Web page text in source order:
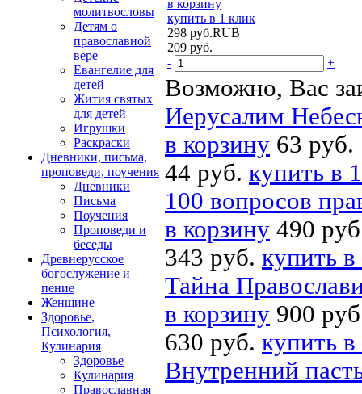
молитвословы
Детям о
православной
вере
Евангелие для
детей
Жития святых
для детей
Игрушки
Раскраски
Дневники, письма,
проповеди, поучения
Дневники
Письма
Поучения
Проповеди и
беседы
Древнерусское
богослужение и
пение
Женщине
Здоровье,
Психология,
Кулинария
Здоровье
Кулинария
Православная
в корзину
купить в 1 клик
298 руб.RUB
209 руб.
-
+
Возможно, Вас
Иерусалим
в корзину 63 руб.
44 руб. купить в
100 вопросов
в корзину 490
343 руб. купить
Тайна
в корзину 900
630 руб. купить
Внутренний